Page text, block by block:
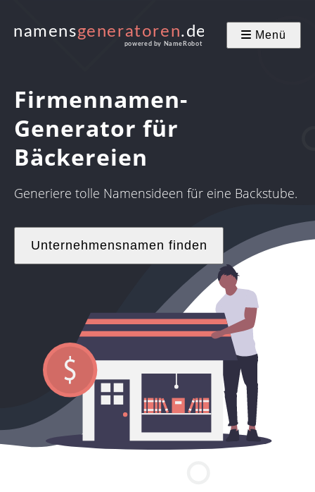
Menü
Firmennamen-
Generator für
Bäckereien
Generiere tolle Namensideen für eine Backstube.
Unternehmensnamen finden